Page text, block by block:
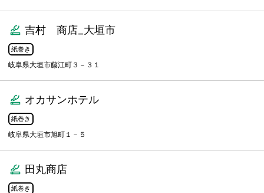
吉村 商店_大垣市
紙巻き
岐阜県大垣市藤江町３－３１
オカサンホテル
紙巻き
岐阜県大垣市旭町１－５
田丸商店
紙巻き